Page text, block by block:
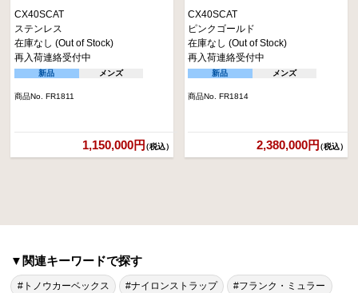
CX40SCAT
ステンレス
在庫なし (Out of Stock)
再入荷連絡受付中
新品 メンズ
商品No. FR1811
1,150,000円（税込）
CX40SCAT
ピンクゴールド
在庫なし (Out of Stock)
再入荷連絡受付中
新品 メンズ
商品No. FR1814
2,380,000円（税込）
▼関連キーワードで探す
#トノウカーベックス #ナイロンストラップ #フランク・ミュラー